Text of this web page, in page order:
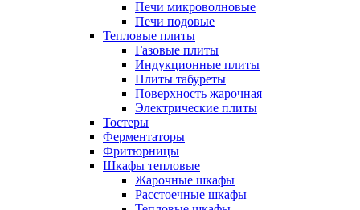
Печи микроволновые
Печи подовые
Тепловые плиты
Газовые плиты
Индукционные плиты
Плиты табуреты
Поверхность жарочная
Электрические плиты
Тостеры
Ферментаторы
Фритюрницы
Шкафы тепловые
Жарочные шкафы
Расстоечные шкафы